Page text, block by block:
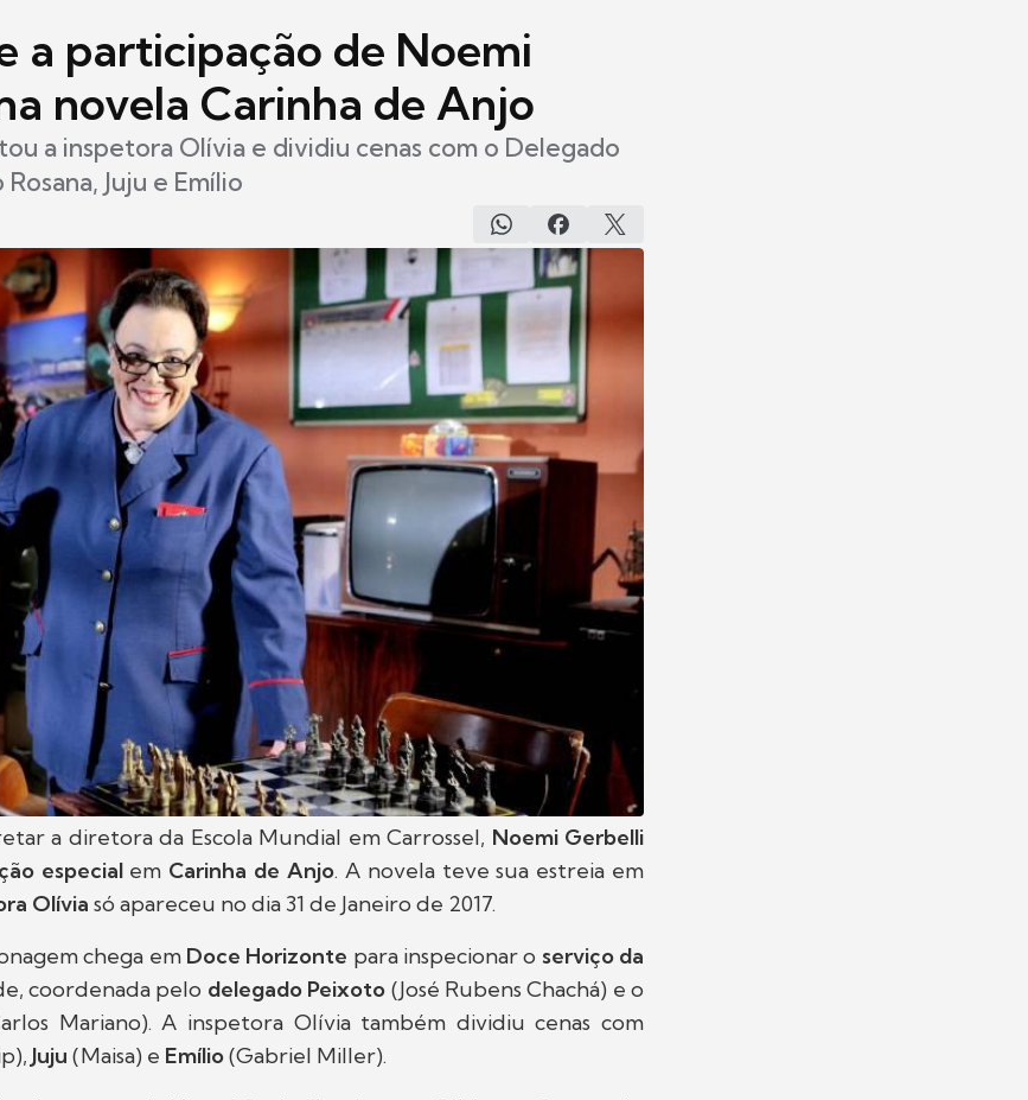
a participação de Noemi
novela Carinha de Anjo
a inspetora Olívia e dividiu cenas com o Delegado
Juju e Emílio
a diretora da Escola Mundial em Carrossel, Noemi Gerbelli
especial em Carinha de Anjo. A novela teve sua estreia em
Olívia só apareceu no dia 31 de Janeiro de 2017.
chega em Doce Horizonte para inspecionar o serviço da
coordenada pelo delegado Peixoto (José Rubens Chachá) e o
Mariano). A inspetora Olívia também dividiu cenas com
Juju (Maisa) e Emílio(Gabriel Miller).